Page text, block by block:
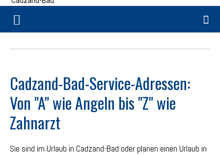
Cadzand-Bad-Service-Adressen:
Von "A" wie Angeln bis "Z" wie
Zahnarzt
Sie sind im Urlaub in Cadzand-Bad oder planen einen Urlaub in